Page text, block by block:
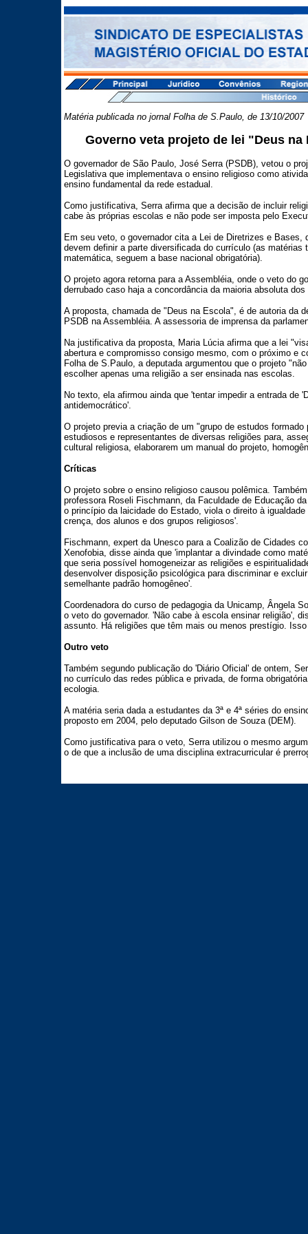
Matéria publicada no jornal Folha de S.Paulo, de 13/10/2007
Governo veta projeto de lei "Deus na
O governador de São Paulo, José Serra (PSDB), vetou o
Legislativa que implementava o ensino religioso como
ensino fundamental da rede estadual.
Como justificativa, Serra afirma que a decisão de incluir
cabe às próprias escolas e não pode ser imposta pelo
Em seu veto, o governador cita a Lei de Diretrizes e Bases,
devem definir a parte diversificada do currículo (as matérias
matemática, seguem a base nacional obrigatória).
O projeto agora retorna para a Assembléia, onde o veto do
derrubado caso haja a concordância da maioria absoluta dos
A proposta, chamada de "Deus na Escola", é de autoria da
PSDB na Assembléia. A assessoria de imprensa da
Na justificativa da proposta, Maria Lúcia afirma que a lei
abertura e compromisso consigo mesmo, com o próximo e
Folha de S.Paulo, a deputada argumentou que o projeto
escolher apenas uma religião a ser ensinada nas escolas.
No texto, ela afirmou ainda que 'tentar impedir a entrada de
antidemocrático'.
O projeto previa a criação de um "grupo de estudos formado
estudiosos e representantes de diversas religiões para,
cultural religiosa, elaborarem um manual do projeto,
Críticas
O projeto sobre o ensino religioso causou polêmica.
professora Roseli Fischmann, da Faculdade de Educação
o princípio da laicidade do Estado, viola o direito à
crença, dos alunos e dos grupos religiosos'.
Fischmann, expert da Unesco para a Coalizão de Cidades
Xenofobia, disse ainda que 'implantar a divindade como
que seria possível homogeneizar as religiões e
desenvolver disposição psicológica para discriminar e
semelhante padrão homogêneo'.
Coordenadora do curso de pedagogia da Unicamp, Ângela
o veto do governador. 'Não cabe à escola ensinar religião',
assunto. Há religiões que têm mais ou menos prestígio.
Outro veto
Também segundo publicação do 'Diário Oficial' de ontem,
no currículo das redes pública e privada, de forma
ecologia.
A matéria seria dada a estudantes da 3ª e 4ª séries do
proposto em 2004, pelo deputado Gilson de Souza (DEM).
Como justificativa para o veto, Serra utilizou o mesmo
o de que a inclusão de uma disciplina extracurricular é